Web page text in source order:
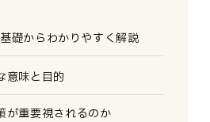
礎からわかりやすく解説
意味と目的
が重要視されるのか